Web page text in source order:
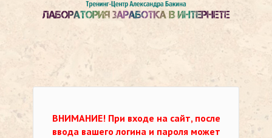
ВНИМАНИЕ! При входе на сайт, после
ввода вашего логина и пароля может